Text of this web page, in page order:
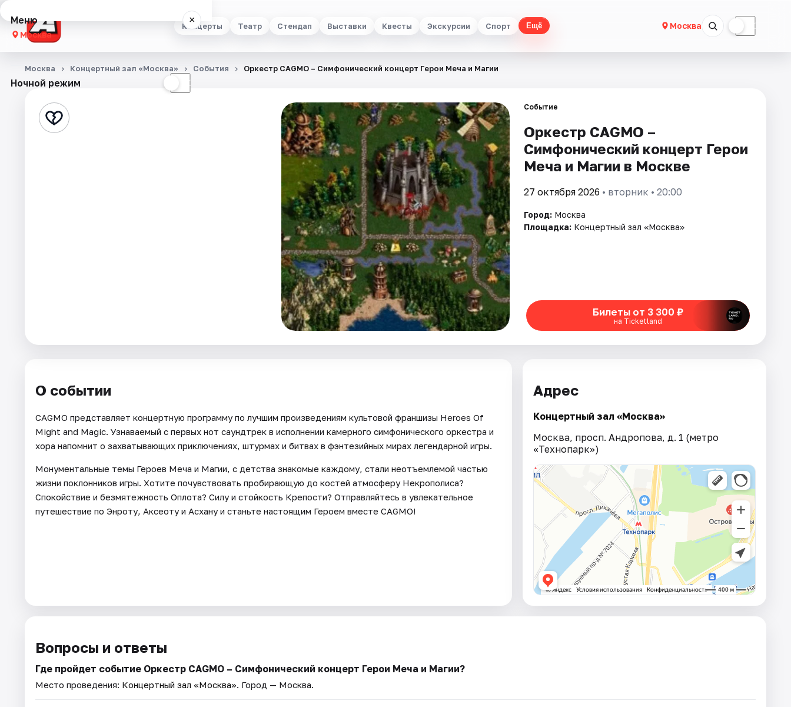
Концерты Театр Стендап Выставки Квесты Экскурсии Спорт Ещё Москва ☾
Меню ×
Москва
Концерты
Стендап
Ночной режим ☾
Москва Концертный зал «Москва» События Оркестр CAGMO – Симфонический концерт Герои Меча и Магии
Событие
Оркестр CAGMO –
Симфонический концерт Герои
Меча и Магии в Москве
27 октября 2026 • вторник • 20:00
Город: Москва
Площадка: Концертный зал «Москва»
Билеты от 3 300 ₽
на Ticketland
О событии
CAGMO представляет концертную программу по лучшим произведениям культовой франшизы Heroes Of
Might and Magic. Узнаваемый с первых нот саундтрек в исполнении камерного симфонического оркестра и
хора напомнит о захватывающих приключениях, штурмах и битвах в фэнтезийных мирах легендарной игры.
Монументальные темы Героев Меча и Магии, с детства знакомые каждому, стали неотъемлемой частью
жизни поклонников игры. Хотите почувствовать пробирающую до костей атмосферу Некрополиса?
Спокойствие и безмятежность Оплота? Силу и стойкость Крепости? Отправляйтесь в увлекательное
путешествие по Энроту, Аксеоту и Асхану и станьте настоящим Героем вместе CAGMO!
Адрес
Концертный зал «Москва»
Москва, просп. Андропова, д. 1 (метро
«Технопарк»)
Вопросы и ответы
Где пройдет событие Оркестр CAGMO – Симфонический концерт Герои Меча и Магии?
Место проведения: Концертный зал «Москва». Город — Москва.